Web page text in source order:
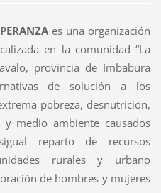
es una organización
en la comunidad “La
provincia de Imbabura
de solución a los
pobreza, desnutrición,
y medio ambiente causados
reparto de recursos
rurales y urbano
de hombres y mujeres